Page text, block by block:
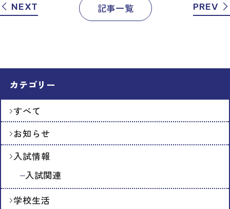
NEXT 記事一覧 PREV
カテゴリー
すべて
お知らせ
入試情報
入試関連
学校生活